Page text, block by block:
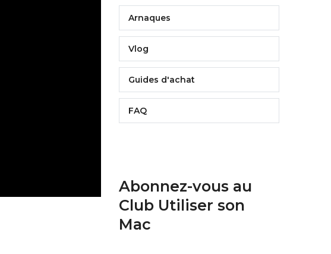
Arnaques
Vlog
Guides d'achat
FAQ
Abonnez-vous au
Club Utiliser son
Mac